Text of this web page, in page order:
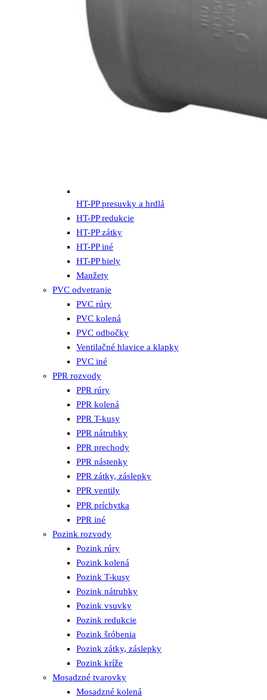
HT-PP presuvky a hrdlá
HT-PP redukcie
HT-PP zátky
HT-PP iné
HT-PP biely
Manžety
PVC odvetranie
PVC rúry
PVC kolená
PVC odbočky
Ventilačné hlavice a klapky
PVC iné
PPR rozvody
PPR rúry
PPR kolená
PPR T-kusy
PPR nátrubky
PPR prechody
PPR nástenky
PPR zátky, záslepky
PPR ventily
PPR príchytka
PPR iné
Pozink rozvody
Pozink rúry
Pozink kolená
Pozink T-kusy
Pozink nátrubky
Pozink vsuvky
Pozink redukcie
Pozink šróbenia
Pozink zátky, záslepky
Pozink kríže
Mosadzné tvarovky
Mosadzné kolená